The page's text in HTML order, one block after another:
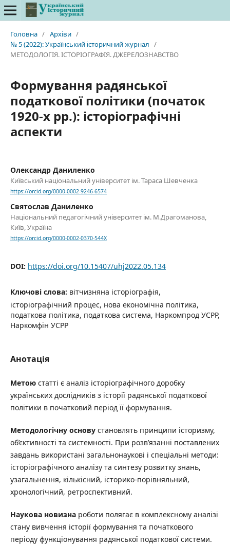
Головна / Архіви /
№ 5 (2022): Український історичний журнал /
МЕТОДОЛОГІЯ. ІСТОРІОГРАФІЯ. ДЖЕРЕЛОЗНАВСТВО
Формування радянської
податкової політики (початок
1920-х рр.): історіографічні
аспекти
Олександр Даниленко
Київський національний університет ім. Тараса Шевченка
https://orcid.org/0000-0002-9246-6574
Святослав Даниленко
Національний педагогічний університет ім. М.Драгоманова,
Київ, Україна
https://orcid.org/0000-0002-0370-544X
DOI: https://doi.org/10.15407/uhj2022.05.134
Ключові слова: вітчизняна історіографія,
історіографічний процес, нова економічна політика,
податкова політика, податкова система, Наркомпрод УСРР,
Наркомфін УСРР
Анотація
Метоюстатті є аналіз історіографічного доробку
українських дослідників з історії радянської податкової
політики в початковий період її формування.
Методологічну основустановлять принципи історизму,
об’єктивності та системності. При розв’язанні поставлених
завдань використані загальнонаукові і спеціальні методи:
історіографічного аналізу та синтезу розвитку знань,
узагальнення, кількісний, історико-порівняльний,
хронологічний, ретроспективний.
Наукова новизнароботи полягає в комплексному аналізі
стану вивчення історії формування та початкового
періоду функціонування радянської податкової системи.